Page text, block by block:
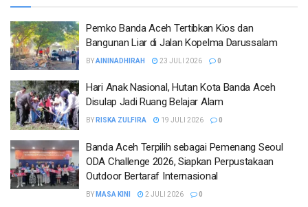
Pemko Banda Aceh Tertibkan Kios dan
Bangunan Liar di Jalan Kopelma Darussalam
BYAININADHIRAH 23 JULI 2026 0
Hari Anak Nasional, Hutan Kota Banda Aceh
Disulap Jadi Ruang Belajar Alam
BY RISKA ZULFIRA 19 JULI 2026 0
Banda Aceh Terpilih sebagai Pemenang Seoul
ODA Challenge 2026, Siapkan Perpustakaan
Outdoor Bertaraf Internasional
BY MASA KINI 2 JULI 2026 0